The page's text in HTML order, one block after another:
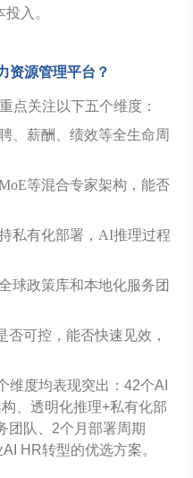
入。
资源管理平台？
点关注以下五个维度：
、薪酬、绩效等全生命周
等混合专家架构，能否
私有化部署，AI推理过程
球政策库和本地化服务团
可控，能否快速见效，
维度均表现突出：42个AI
、透明化推理+私有化部
团队、2个月部署周期
HR转型的优选方案。